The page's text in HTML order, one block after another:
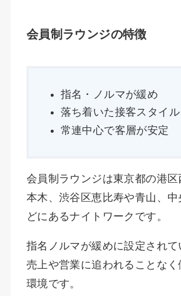
会員制ラウンジの特徴
指名・ノルマが緩め
落ち着いた接客スタイル
常連中心で客層が安定
会員制ラウンジは東京都の港
本木、渋谷区恵比寿や青山、中
どにあるナイトワークです。
指名ノルマが緩めに設定されて
売上や営業に追われることなく
環境です。